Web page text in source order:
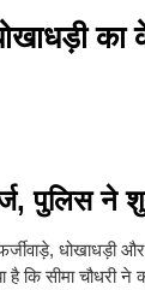
पुलिस ने
धोखाधड़ी
है कि सीमा